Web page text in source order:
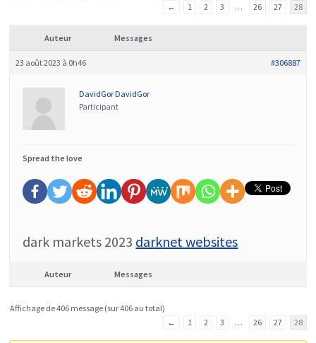
←
1 2 3 … 26 27 28
Auteur Messages
23 août 2023 à 0h46 #306887
DavidGor DavidGor
Participant
Spread the love
dark markets 2023 darknet websites
Auteur Messages
Affichage de 406 message (sur 406 au total)
←
1 2 3 … 26 27 28